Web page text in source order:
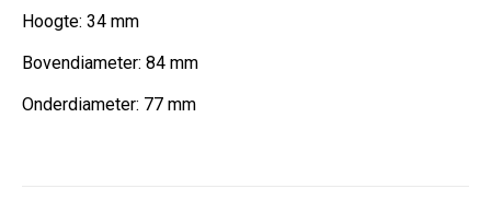
Hoogte: 34 mm
Bovendiameter: 84 mm
Onderdiameter: 77 mm